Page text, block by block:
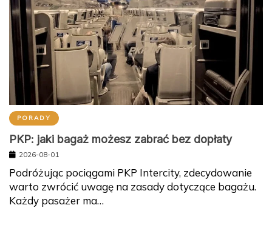
PORADY
PKP: jaki bagaż możesz zabrać bez dopłaty
2026-08-01
Podróżując pociągami PKP Intercity, zdecydowanie
warto zwrócić uwagę na zasady dotyczące bagażu.
Każdy pasażer ma…